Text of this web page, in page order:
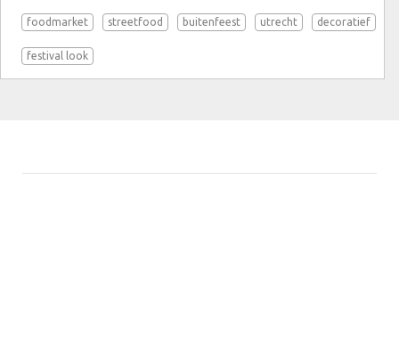
foodmarket streetfood buitenfeest utrecht decoratief
festival look